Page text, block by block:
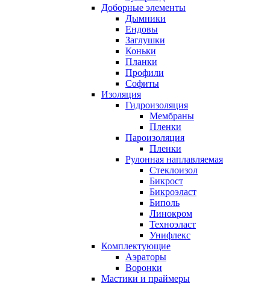
Доборные элементы
Дымники
Ендовы
Заглушки
Коньки
Планки
Профили
Софиты
Изоляция
Гидроизоляция
Мембраны
Пленки
Пароизоляция
Пленки
Рулонная наплавляемая
Cтеклоизол
Бикрост
Бикроэласт
Биполь
Линокром
Техноэласт
Унифлекс
Комплектующие
Аэраторы
Воронки
Мастики и праймеры